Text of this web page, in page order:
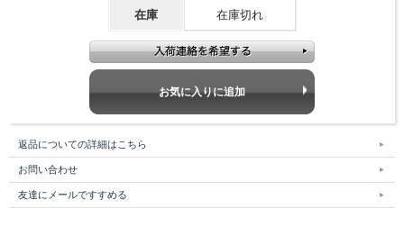
在庫 在庫切れ
返品についての詳細はこちら
お問い合わせ
友達にメールですすめる